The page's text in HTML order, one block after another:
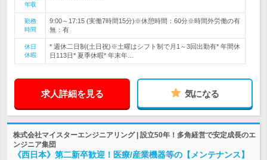
年収
勤務
時間
9:00～17:15 (実働7時間15分)※休憩時間：60分※時間外労働の有
無：有
休日
休暇
* 週休二日制(土日祝)※土曜はシフト制で月1～3回出勤有* 年間休
日113日* 夏季休暇* 年末年…
求人詳細を見る 気になる
株式会社マイスターエンジニアリング | 設立50年！多角経営で安定成長のエ
ンジニア集団
《西日本》第二新卒歓迎！医療/産業機器等の【メンテナンス】